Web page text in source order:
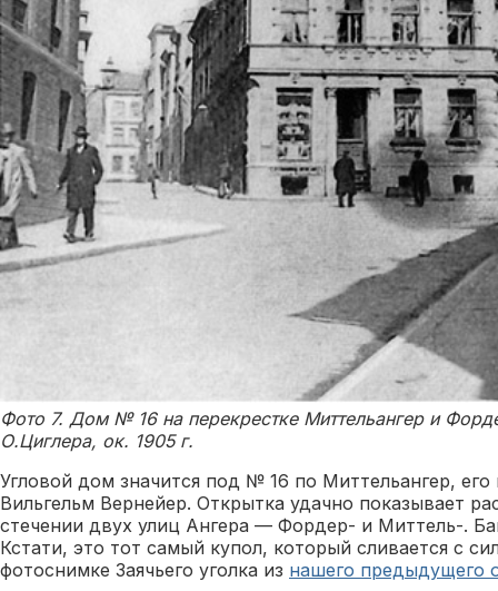
Фото 7. Дом № 16 на перекрестке Миттельангер и
О.Циглера, ок. 1905 г.
Угловой дом значится под № 16 по Миттельангер,
Вильгельм Вернейер. Открытка удачно показывает
стечении двух улиц Ангера — Фордер- и Миттель-.
Кстати, это тот самый купол, который сливается с
фотоснимке Заячьего уголка из нашего предыдущего